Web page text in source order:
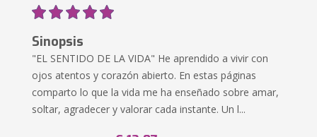
Sinopsis
"EL SENTIDO DE LA VIDA" He aprendido a vivir con
ojos atentos y corazón abierto. En estas páginas
comparto lo que la vida me ha enseñado sobre amar,
soltar, agradecer y valorar cada instante. Un l...